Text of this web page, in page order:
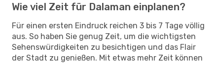
Wie viel Zeit für Dalaman einplanen?
Für einen ersten Eindruck reichen 3 bis 7 Tage völlig
aus. So haben Sie genug Zeit, um die wichtigsten
Sehenswürdigkeiten zu besichtigen und das Flair
der Stadt zu genießen. Mit etwas mehr Zeit können